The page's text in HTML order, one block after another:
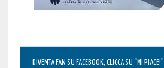
DIVENTA FAN SU FACEBOOK, CLICCA SU “MI PIACE!”